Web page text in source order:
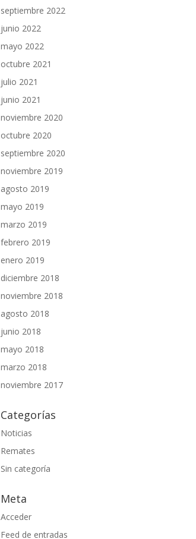
septiembre 2022
junio 2022
mayo 2022
octubre 2021
julio 2021
junio 2021
noviembre 2020
octubre 2020
septiembre 2020
noviembre 2019
agosto 2019
mayo 2019
marzo 2019
febrero 2019
enero 2019
diciembre 2018
noviembre 2018
agosto 2018
junio 2018
mayo 2018
marzo 2018
noviembre 2017
Categorías
Noticias
Remates
Sin categoría
Meta
Acceder
Feed de entradas